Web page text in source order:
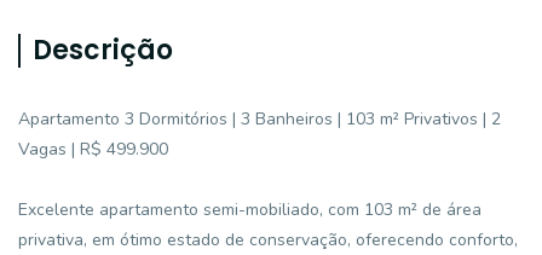
Descrição
Apartamento 3 Dormitórios | 3 Banheiros | 103 m² Privativos | 2
Vagas | R$ 499.900
Excelente apartamento semi-mobiliado, com 103 m² de área
privativa, em ótimo estado de conservação, oferecendo conforto,